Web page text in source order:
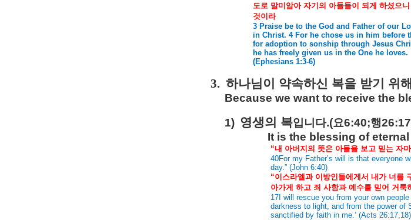
도로 말미암아 자기의 아들들이 되게 하셨으니
것이라
3 Praise be to the God and Father of our
in Christ. 4 For he chose us in him before
for adoption to sonship through Jesus
he has freely given us in the One he loves.
(Ephesians 1:3-6)
3. 하나님이 약속하신 복을 받기 위
Because we want to receive the
1) 영생의 복입니다.(요6:40;행
It is the blessing of eternal
“내 아버지의 뜻은 아들을 보고 믿는 자
40For my Father’s will is that everyone
day.” (John 6:40)
“이스라엘과 이방인들에게서 내가 너를
아가게 하고 죄 사함과 예수를 믿어 거룩
17I will rescue you from your own
darkness to light, and from the power of
sanctified by faith in me.’ (Acts 26:17,18)